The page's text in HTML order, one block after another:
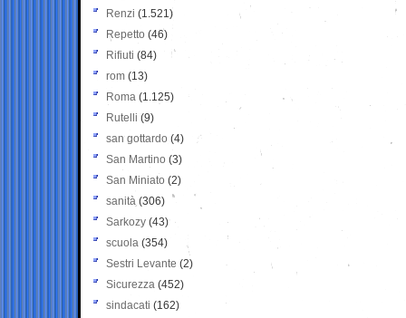
Renzi (1.521)
Repetto (46)
Rifiuti (84)
rom (13)
Roma (1.125)
Rutelli (9)
san gottardo (4)
San Martino (3)
San Miniato (2)
sanità (306)
Sarkozy (43)
scuola (354)
Sestri Levante (2)
Sicurezza (452)
sindacati (162)